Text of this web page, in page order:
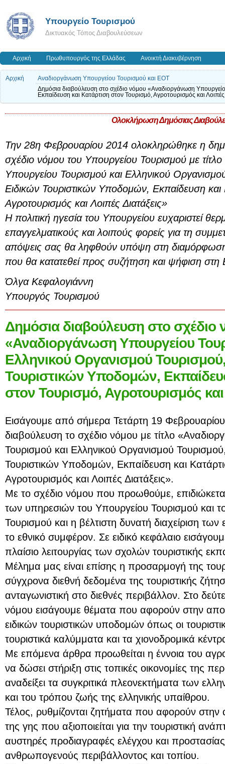
Υπουργείο Τουρισμού
Δικτυακός Τόπος Διαβουλεύσεων
Αρχική Πρωθυπουργός της Ελλάδας Ανοικτή Διακυβέρνηση
Αρχική
Αναδιοργάνωση Υπουργείου Τουρισμού και ΕΟΤ
Δημόσια διαβούλευση στο σχέδιο νόμου «Αναδιοργάνωση
Εκπαίδευση και Κατάρτιση στον Τουρισμό, Αγροτουρισμός και Λοιπές
Ολοκλήρωση Δημόσιας
Την 28η Φεβρουαρίου 2014 ολοκληρώθηκε η
σχέδιο νόμου του Υπουργείου Τουρισμού με
Υπουργείου Τουρισμού και Ελληνικού
Ειδικών Τουριστικών Υποδομών, Εκπαίδευση και
Αγροτουρισμός και Λοιπές Διατάξεις»
Η πολιτική ηγεσία του Υπουργείου ευχαριστεί
επαγγελματικούς και λοιπούς φορείς για τη
απόψεις σας θα ληφθούν υπόψη στη διαμόρφωση
που θα κατατεθεί προς συζήτηση και ψήφιση
Όλγα Κεφαλογιάννη
Υπουργός Τουρισμού
Δημόσια διαβούλευση στο σχέδιο
«Αναδιοργάνωση Υπουργείου
Ελληνικού Οργανισμού
Τουριστικών Υποδομών,
στον Τουρισμό, Αγροτουρισμός και
Εισάγουμε από σήμερα Τετάρτη 19
διαβούλευση το σχέδιο νόμου με τίτλο
Τουρισμού και Ελληνικού Οργανισμού
Τουριστικών Υποδομών, Εκπαίδευση και
Αγροτουρισμός και Λοιπές Διατάξεις».
Με το σχέδιο νόμου που προωθούμε,
των υπηρεσιών του Υπουργείου Τουρισμού και
Τουρισμού και η βέλτιστη δυνατή διαχείριση
το εθνικό συμφέρον. Σε ειδικό κεφάλαιο
πλαίσιο λειτουργίας των σχολών τουριστικής
Μέλημα μας είναι επίσης η προσαρμογή της
σύγχρονα διεθνή δεδομένα της τουριστικής
ανταγωνιστική στο διεθνές περιβάλλον. Στο
νόμου εισάγουμε θέματα που αφορούν στην
ειδικών τουριστικών υποδομών όπως οι
τουριστικά καλύμματα και τα χιονοδρομικά
Με επόμενα άρθρα προωθείται η έννοια του
να δώσει στήριξη στις τοπικές οικονομίες της
αναδείξει τα συγκριτικά πλεονεκτήματα των
και του τρόπου ζωής της ελληνικής υπαίθρου.
Τέλος, ρυθμίζονται ζητήματα που αφορούν στην
της γης που αξιοποιείται για την τουριστική
αυστηρές προδιαγραφές ελέγχου και
ανθρωπογενούς περιβάλλοντος και τοπίου.